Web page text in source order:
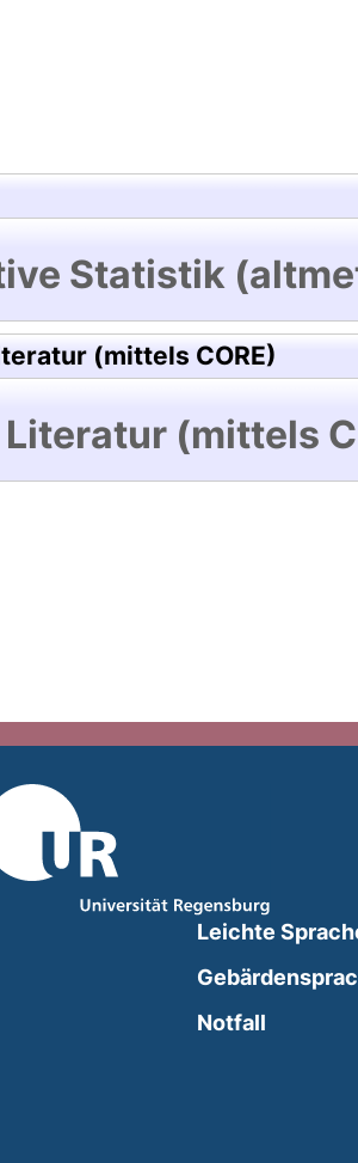
Statistik
(mittels CORE)
(mittels
link, opens in a new window)
Leichte
Notfall